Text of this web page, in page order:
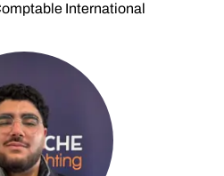
International